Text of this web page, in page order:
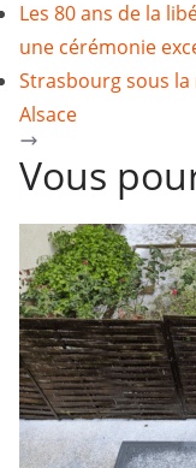
Les 80 ans de la
une cérémonie
Strasbourg sous
Alsace
Vous